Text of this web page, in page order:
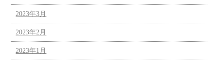
2023年3月
2023年2月
2023年1月